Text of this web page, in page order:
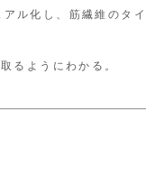
ル化し、筋繊維のタイ
るようにわかる。